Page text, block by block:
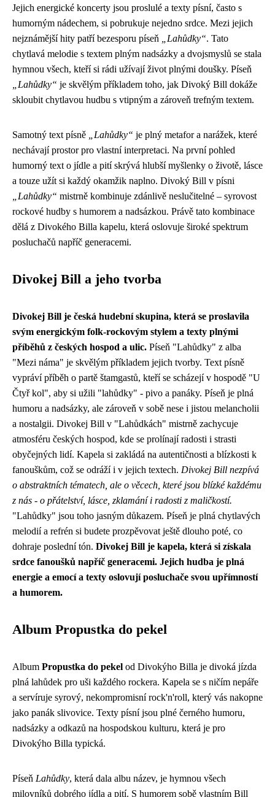
Jejich energické koncerty jsou proslulé a texty písní, často s
humorným nádechem, si pobrukuje nejedno srdce. Mezi jejich
nejznámější hity patří bezesporu píseň
„Lahůdky“. Tato
chytlavá melodie s textem plným nadsázky a dvojsmyslů se stala
hymnou všech, kteří si rádi užívají život plnými doušky. Píseň
„Lahůdky“ je skvělým příkladem toho, jak Divoký Bill dokáže
skloubit chytlavou hudbu s vtipným a zároveň trefným textem.
Samotný text písně „Lahůdky“ je plný metafor a narážek, které
nechávají prostor pro vlastní interpretaci. Na první pohled
humorný text o jídle a pití skrývá hlubší myšlenky o životě, lásce
a touze užít si každý okamžik naplno. Divoký Bill v písni
„Lahůdky“ mistrně kombinuje zdánlivě neslučitelné – syrovost
rockové hudby s humorem a nadsázkou. Právě tato kombinace
dělá z Divokého Billa kapelu, která oslovuje široké spektrum
posluchačů napříč generacemi.
Divokej Bill a jeho tvorba
Divokej Bill je česká hudební skupina, která se proslavila
svým energickým folk-rockovým stylem a texty plnými
příběhů z českých hospod a ulic. Píseň "Lahůdky" z alba
"Mezi náma" je skvělým příkladem jejich tvorby. Text písně
vypráví příběh o partě štamgastů, kteří se scházejí v hospodě "U
Čtyř kol", aby si užili "lahůdky" - pivo a panáky. Píseň je plná
humoru a nadsázky, ale zároveň v sobě nese i jistou melancholii
a nostalgii. Divokej Bill v "Lahůdkách" mistrně zachycuje
atmosféru českých hospod, kde se prolínají radosti i strasti
obyčejných lidí. Kapela si zakládá na autentičnosti a blízkosti k
fanouškům, což se odráží i v jejich textech. Divokej Bill nezpívá
o abstraktních tématech, ale o věcech, které jsou blízké každému
z nás - o přátelství, lásce, zklamání i radosti z maličkostí.
"Lahůdky" jsou toho jasným důkazem. Píseň je plná chytlavých
melodií a refrén si budete prozpěvovat ještě dlouho poté, co
dohraje poslední tón. Divokej Bill je kapela, která si získala
srdce fanoušků napříč generacemi. Jejich hudba je plná
energie a emocí a texty oslovují posluchače svou upřímností
a humorem.
Album Propustka do pekel
Album Propustka do pekel od Divokýho Billa je divoká jízda
plná lahůdek pro uši každého rockera. Kapela se s ničím nepáře
a servíruje syrový, nekompromisní rock'n'roll, který vás nakopne
jako panák slivovice. Texty písní jsou plné černého humoru,
nadsázky a odkazů na hospodskou kulturu, která je pro
Divokýho Billa typická.
Píseň Lahůdky, která dala albu název, je hymnou všech
milovníků dobrého jídla a pití. S humorem sobě vlastním Bill